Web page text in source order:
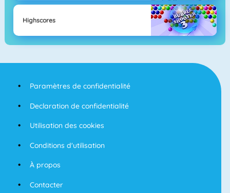
Highscores
Paramètres de confidentialité
Declaration de confidentialité
Utilisation des cookies
Conditions d'utilisation
À propos
Contacter